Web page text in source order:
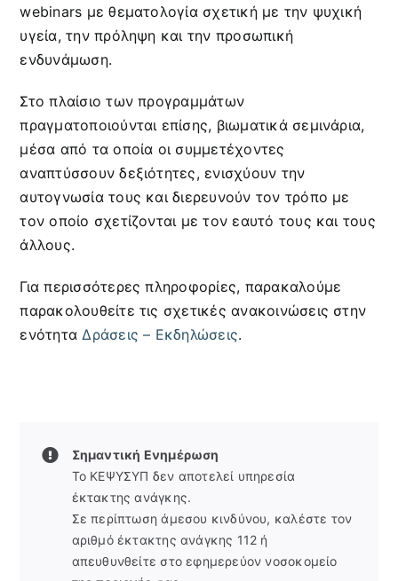
webinars με θεματολογία σχετική με την ψυχική
υγεία, την πρόληψη και την προσωπική
ενδυνάμωση.
Στο πλαίσιο των προγραμμάτων
πραγματοποιούνται επίσης, βιωματικά σεμινάρια,
μέσα από τα οποία οι συμμετέχοντες
αναπτύσσουν δεξιότητες, ενισχύουν την
αυτογνωσία τους και διερευνούν τον τρόπο με
τον οποίο σχετίζονται με τον εαυτό τους και τους
άλλους.
Για περισσότερες πληροφορίες, παρακαλούμε
παρακολουθείτε τις σχετικές ανακοινώσεις στην
ενότηταΔράσεις – Εκδηλώσεις.
Σημαντική Ενημέρωση
Το ΚΕΨΥΣΥΠ δεν αποτελεί υπηρεσία
έκτακτης ανάγκης.
Σε περίπτωση άμεσου κινδύνου, καλέστε τον
αριθμό έκτακτης ανάγκης 112 ή
απευθυνθείτε στο εφημερεύον νοσοκομείο